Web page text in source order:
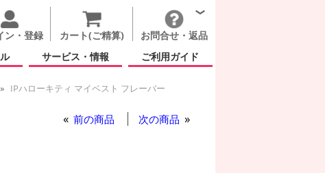
ン・登録 カート(ご精算)
お問合せ・返品
サービス・情報 ご利用ガイド
IPハローキティ マイベスト フレーバー
前の商品 次の商品